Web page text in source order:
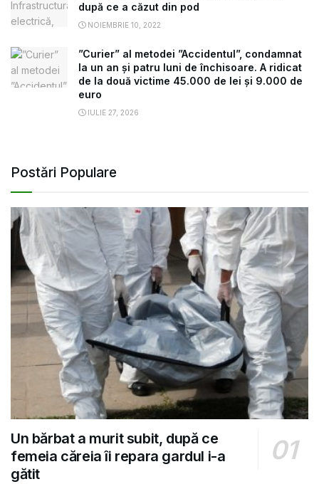
după ce a căzut din pod
NOIEMBRIE 10, 2022
”Curier” al metodei ”Accidentul”, condamnat
la un an și patru luni de închisoare. A ridicat
de la două victime 45.000 de lei și 9.000 de
euro
IULIE 27, 2026
Postări Populare
Un bărbat a murit subit, după ce
femeia căreia îi repara gardul i-a
gătit